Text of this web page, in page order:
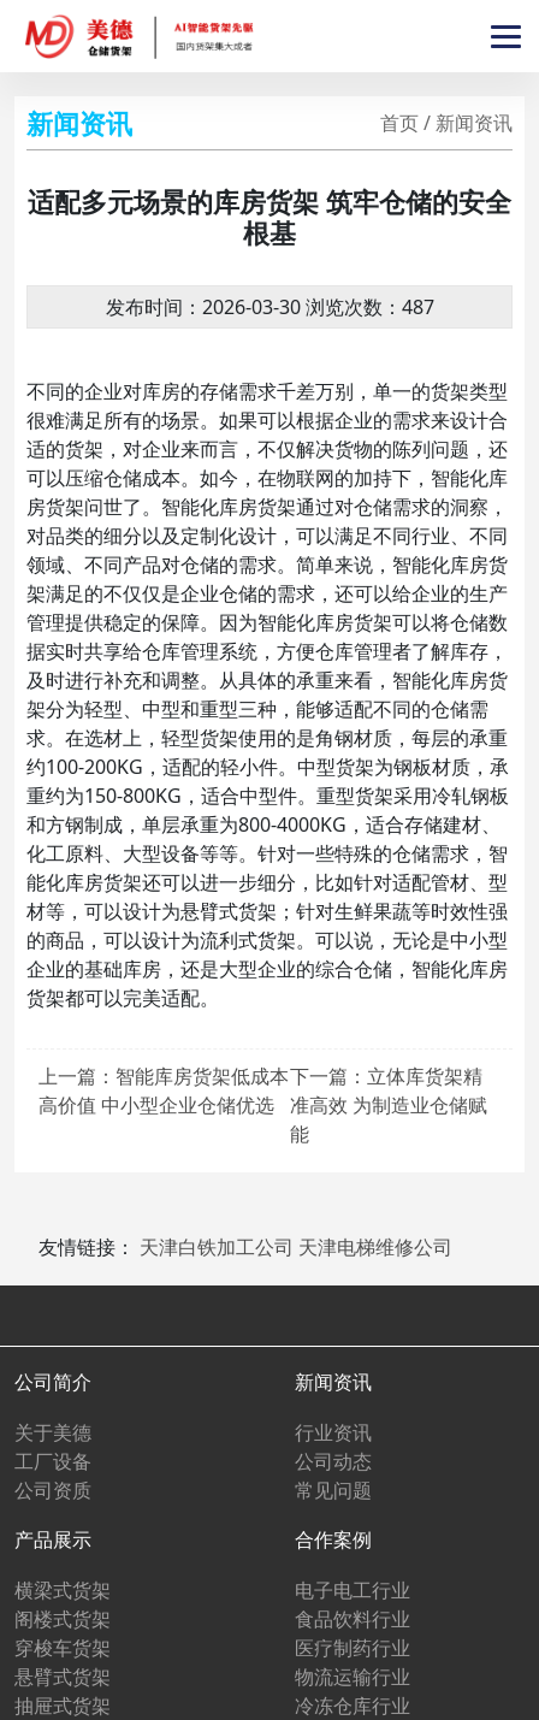
新闻资讯 首页 / 新闻资讯
适配多元场景的库房货架 筑牢仓储的安全
根基
发布时间：2026-03-30 浏览次数：487
不同的企业对库房的存储需求千差万别，单一的货架类型
很难满足所有的场景。如果可以根据企业的需求来设计合
适的货架，对企业来而言，不仅解决货物的陈列问题，还
可以压缩仓储成本。如今，在物联网的加持下，智能化库
房货架问世了。智能化库房货架通过对仓储需求的洞察，
对品类的细分以及定制化设计，可以满足不同行业、不同
领域、不同产品对仓储的需求。简单来说，智能化库房货
架满足的不仅仅是企业仓储的需求，还可以给企业的生产
管理提供稳定的保障。因为智能化库房货架可以将仓储数
据实时共享给仓库管理系统，方便仓库管理者了解库存，
及时进行补充和调整。从具体的承重来看，智能化库房货
架分为轻型、中型和重型三种，能够适配不同的仓储需
求。在选材上，轻型货架使用的是角钢材质，每层的承重
约100-200KG，适配的轻小件。中型货架为钢板材质，承
重约为150-800KG，适合中型件。重型货架采用冷轧钢板
和方钢制成，单层承重为800-4000KG，适合存储建材、
化工原料、大型设备等等。针对一些特殊的仓储需求，智
能化库房货架还可以进一步细分，比如针对适配管材、型
材等，可以设计为悬臂式货架；针对生鲜果蔬等时效性强
的商品，可以设计为流利式货架。可以说，无论是中小型
企业的基础库房，还是大型企业的综合仓储，智能化库房
货架都可以完美适配。
上一篇：智能库房货架低成本
高价值 中小型企业仓储优选
下一篇：立体库货架精
准高效 为制造业仓储赋
能
友情链接： 天津白铁加工公司 天津电梯维修公司
公司简介
关于美德
工厂设备
公司资质
新闻资讯
行业资讯
公司动态
常见问题
产品展示
横梁式货架
阁楼式货架
穿梭车货架
悬臂式货架
抽屉式货架
合作案例
电子电工行业
食品饮料行业
医疗制药行业
物流运输行业
冷冻仓库行业